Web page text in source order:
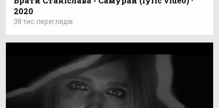
2020
38 тис. переглядів